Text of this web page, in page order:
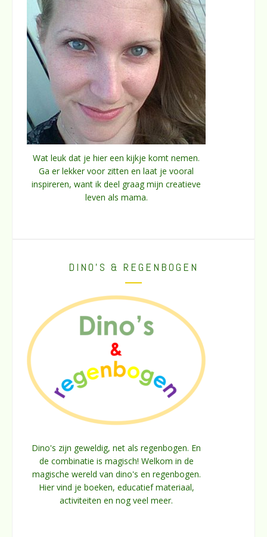
Wat leuk dat je hier een kijkje komt nemen.
Ga er lekker voor zitten en laat je vooral
inspireren, want ik deel graag mijn creatieve
leven als mama.
DINO’S & REGENBOGEN
Dino's zijn geweldig, net als regenbogen. En
de combinatie is magisch! Welkom in de
magische wereld van dino's en regenbogen.
Hier vind je boeken, educatief materiaal,
activiteiten en nog veel meer.